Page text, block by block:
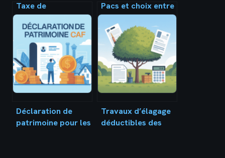
Taxe de
cohabitation : ce
qu’il faut vraiment
savoir en 2026
Pacs et choix entre
indivision ou
séparation de biens
: le guide pour
décider
Déclaration de
patrimoine pour les
Travaux d’élagage
déductibles des